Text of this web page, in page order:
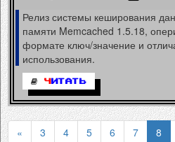
Релиз системы кеширования
памяти Memcached 1.5.18,
формате ключ/значение и
использования.
Ч ИТАТЬ
« 3 4 5 6 7 8